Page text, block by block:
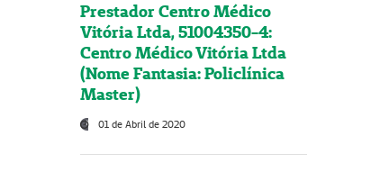
Prestador Centro Médico
Vitória Ltda, 51004350-4:
Centro Médico Vitória Ltda
(Nome Fantasia: Policlínica
Master)
01 de Abril de 2020